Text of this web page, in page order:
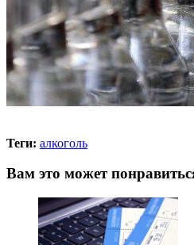
Теги: алкоголь
Вам это может